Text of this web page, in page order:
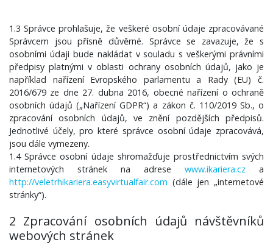
1.3 Správce prohlašuje, že veškeré osobní údaje zpracovávané
Správcem jsou přísně důvěrné. Správce se zavazuje, že s
osobními údaji bude nakládat v souladu s veškerými právními
předpisy platnými v oblasti ochrany osobních údajů, jako je
například nařízení Evropského parlamentu a Rady (EU) č.
2016/679 ze dne 27. dubna 2016, obecné nařízení o ochraně
osobních údajů („Nařízení GDPR“) a zákon č. 110/2019 Sb., o
zpracování osobních údajů, ve znění pozdějších předpisů.
Jednotlivé účely, pro které správce osobní údaje zpracovává,
jsou dále vymezeny.
1.4 Správce osobní údaje shromažďuje prostřednictvím svých
internetových stránek na adrese www.ikariera.cz a
http://veletrhikariera.easyvirtualfair.com (dále jen „internetové
stránky“).
2 Zpracování osobních údajů návštěvníků
webových stránek